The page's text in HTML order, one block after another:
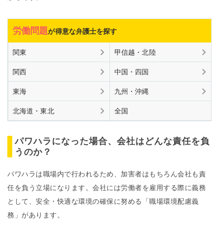
労働問題が得意な弁護士を探す
関東 甲信越・北陸
関西 中国・四国
東海 九州・沖縄
北海道・東北 全国
パワハラになった場合、会社はどんな責任を負
うのか？
パワハラは職場内で行われるため、加害者はもちろん会社も責
任を負う立場になります。会社には労働者を雇用する際に義務
として、安全・快適な環境の確保に努める「職場環境配慮義
務」があります。